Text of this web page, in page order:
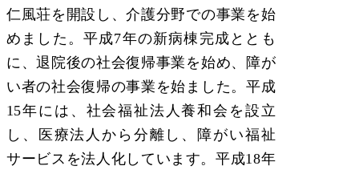
仁風荘を開設し、介護分野での事業を始
めました。平成7年の新病棟完成ととも
に、退院後の社会復帰事業を始め、障が
い者の社会復帰の事業を始ました。平成
15年には、社会福祉法人養和会を設立
し、医療法人から分離し、障がい福祉
サービスを法人化しています。平成18年